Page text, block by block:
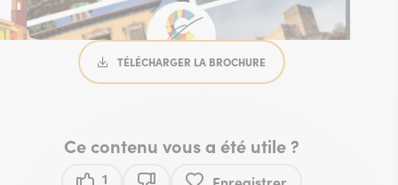
TÉLÉCHARGER LA BROCHURE
Ce contenu vous a été utile ?
1 Enregistrer